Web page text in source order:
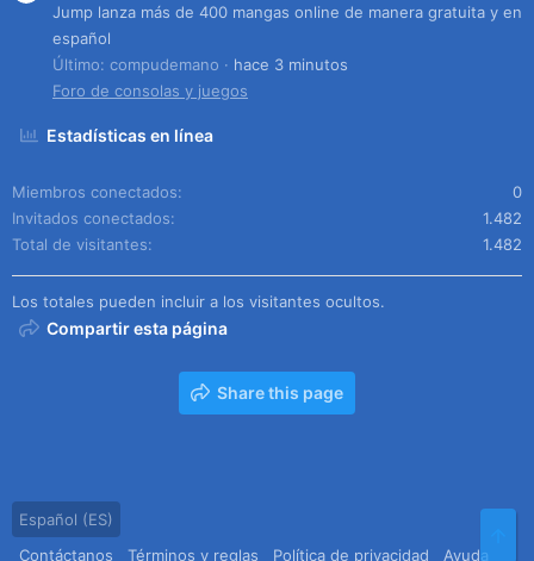
Jump lanza más de 400 mangas online de manera gratuita y en
español
Último: compudemano
hace 3 minutos
Foro de consolas y juegos
Estadísticas en línea
Miembros conectados
0
Invitados conectados
1.482
Total de visitantes
1.482
Los totales pueden incluir a los visitantes ocultos.
Compartir esta página
Share this page
Español (ES)
Contáctanos
Términos y reglas Política de privacidad Ayuda